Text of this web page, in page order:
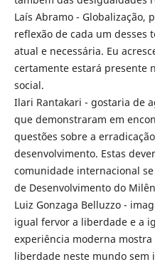
Laís Abramo - Globalização,
reflexão de cada um desses
atual e necessária. Eu
certamente estará presente
social.
Ilari Rantakari - gostaria de
que demonstraram em
questões sobre a
desenvolvimento. Estas
comunidade internacional
de Desenvolvimento do
Luiz Gonzaga Belluzzo -
igual fervor a liberdade e a
experiência moderna
liberdade neste mundo sem